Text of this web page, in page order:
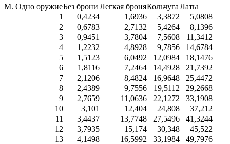
М. Одно оружиеБез брони Легкая броняКольчугаЛаты
1
0,4234 1,6936 3,3872
5,0808
2
0,6783 2,7132 5,4264
8,1396
3
0,9451 3,7804 7,5608
11,3412
4
1,2232 4,8928 9,7856
14,6784
5
1,5123 6,0492 12,0984
18,1476
6
1,8116 7,2464 14,4928
21,7392
7
2,1206 8,4824 16,9648
25,4472
8
2,4389 9,7556 19,5112
29,2668
9
2,7659 11,0636 22,1272
33,1908
10
3,101 12,404 24,808
37,212
11
3,4437 13,7748 27,5496
41,3244
12
3,7935 15,174 30,348
45,522
13
4,1498 16,5992 33,1984
49,7976